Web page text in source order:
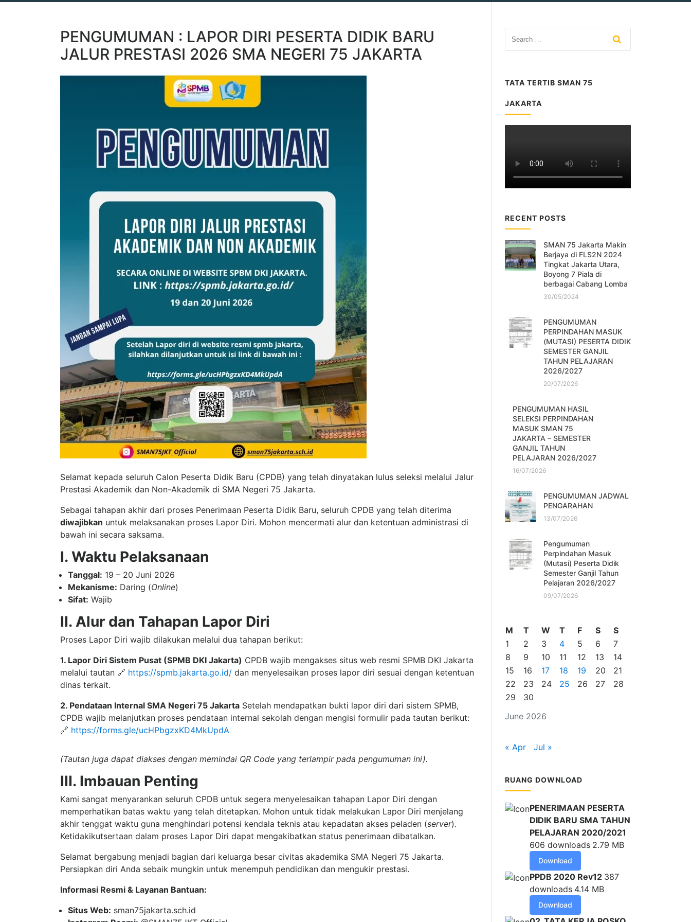
PENGUMUMAN : LAPOR DIRI PESERTA DIDIK BARU
JALUR PRESTASI 2026 SMA NEGERI 75 JAKARTA
Selamat kepada seluruh Calon Peserta Didik Baru (CPDB) yang telah dinyatakan lulus seleksi melalui Jalur
Prestasi Akademik dan Non-Akademik di SMA Negeri 75 Jakarta.
Sebagai tahapan akhir dari proses Penerimaan Peserta Didik Baru, seluruh CPDB yang telah diterima
diwajibkan untuk melaksanakan proses Lapor Diri. Mohon mencermati alur dan ketentuan administrasi di
bawah ini secara saksama.
I. Waktu Pelaksanaan
Tanggal: 19 – 20 Juni 2026
Mekanisme: Daring (Online)
Sifat: Wajib
II. Alur dan Tahapan Lapor Diri
Proses Lapor Diri wajib dilakukan melalui dua tahapan berikut:
1. Lapor Diri Sistem Pusat (SPMB DKI Jakarta) CPDB wajib mengakses situs web resmi SPMB DKI Jakarta
melalui tautan 🔗 https://spmb.jakarta.go.id/ dan menyelesaikan proses lapor diri sesuai dengan ketentuan
dinas terkait.
2. Pendataan Internal SMA Negeri 75 Jakarta Setelah mendapatkan bukti lapor diri dari sistem SPMB,
CPDB wajib melanjutkan proses pendataan internal sekolah dengan mengisi formulir pada tautan berikut:
🔗 https://forms.gle/ucHPbgzxKD4MkUpdA
(Tautan juga dapat diakses dengan memindai QR Code yang terlampir pada pengumuman ini).
III. Imbauan Penting
Kami sangat menyarankan seluruh CPDB untuk segera menyelesaikan tahapan Lapor Diri dengan
memperhatikan batas waktu yang telah ditetapkan. Mohon untuk tidak melakukan Lapor Diri menjelang
akhir tenggat waktu guna menghindari potensi kendala teknis atau kepadatan akses peladen (server).
Ketidakikutsertaan dalam proses Lapor Diri dapat mengakibatkan status penerimaan dibatalkan.
Selamat bergabung menjadi bagian dari keluarga besar civitas akademika SMA Negeri 75 Jakarta.
Persiapkan diri Anda sebaik mungkin untuk menempuh pendidikan dan mengukir prestasi.
Informasi Resmi & Layanan Bantuan:
Situs Web: sman75jakarta.sch.id
TATA TERTIB SMAN 75
JAKARTA
RECENT POSTS
SMAN 75 Jakarta Makin
Berjaya di FLS2N 2024
Tingkat Jakarta Utara,
Boyong 7 Piala di
berbagai Cabang Lomba
30/05/2024
PENGUMUMAN
PERPINDAHAN MASUK
(MUTASI) PESERTA DIDIK
SEMESTER GANJIL
TAHUN PELAJARAN
2026/2027
20/07/2026
PENGUMUMAN HASIL
SELEKSI PERPINDAHAN
MASUK SMAN 75
JAKARTA – SEMESTER
GANJIL TAHUN
PELAJARAN 2026/2027
16/07/2026
PENGUMUMAN JADWAL
PENGARAHAN
13/07/2026
Pengumuman
Perpindahan Masuk
(Mutasi) Peserta Didik
Semester Ganjil Tahun
Pelajaran 2026/2027
09/07/2026
June 2026
M T W T F S
S
1
2 3 4 5 6
7
8
9 10 11 12 13
14
15
16 17 18 19 20
21
22
23 24 25 26 27
28
29
30
« Apr Jul »
RUANG DOWNLOAD
PENERIMAAN PESERTA
DIDIK BARU SMA TAHUN
PELAJARAN 2020/2021
606 downloads 2.79 MB
Download
PPDB 2020 Rev12 387
downloads 4.14 MB
Download